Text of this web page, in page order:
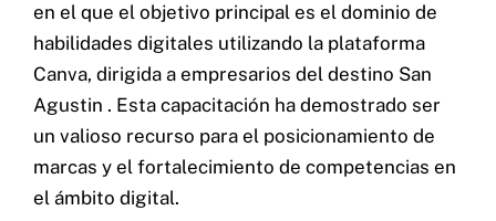
en el que el objetivo principal es el dominio de
habilidades digitales utilizando la plataforma
Canva, dirigida a empresarios del destino San
Agustin . Esta capacitación ha demostrado ser
un valioso recurso para el posicionamiento de
marcas y el fortalecimiento de competencias en
el ámbito digital.
Cel: +57 3184183054
Email: hi@classalia.com
NIT 901563545
Cra 18 No 8 – 30
Neiva – Huila – Colombia
CERTIFICACIONES: